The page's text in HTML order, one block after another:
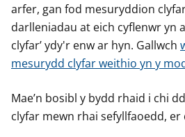
e
r
y
g
l
e
c
y
g
o
l
e
y
g
o
arfer, gan fod mesuryddion
darlleniadau at eich cyflenwr yn
clyfar’ ydy'r enw ar hyn. Gallwch
mesurydd clyfar weithio yn y
Mae’n bosibl y bydd rhaid i chi
clyfar mewn rhai sefyllfaoedd,